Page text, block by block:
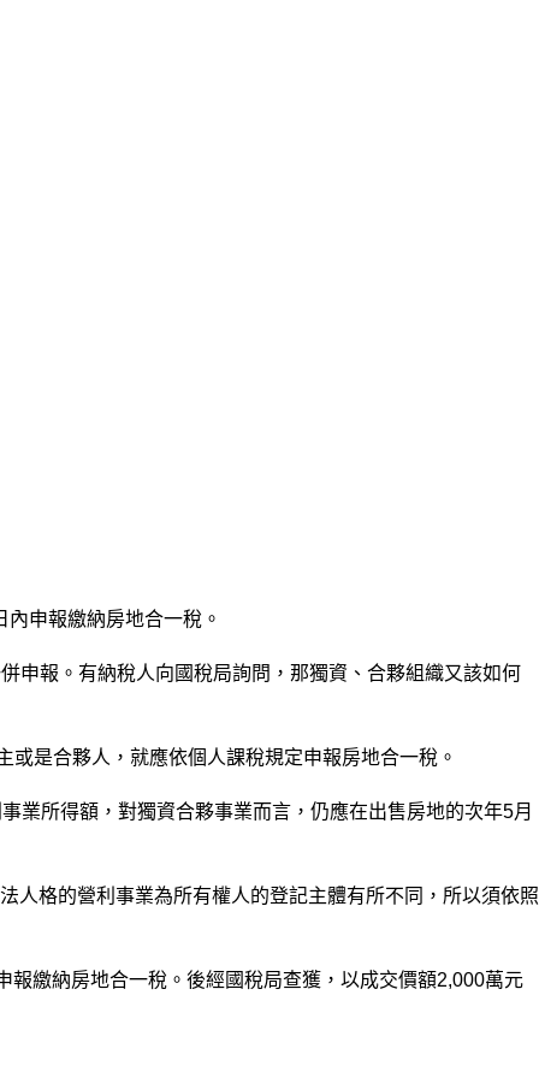
申報繳納房地合一稅。
申報。有納稅人向國稅局詢問，那獨資、合夥組織又該如何
是合夥人，就應依個人課稅規定申報房地合一稅。
業所得額，對獨資合夥事業而言，仍應在出售房地的次年5月
人格的營利事業為所有權人的登記主體有所不同，所以須依照
繳納房地合一稅。後經國稅局查獲，以成交價額2,000萬元